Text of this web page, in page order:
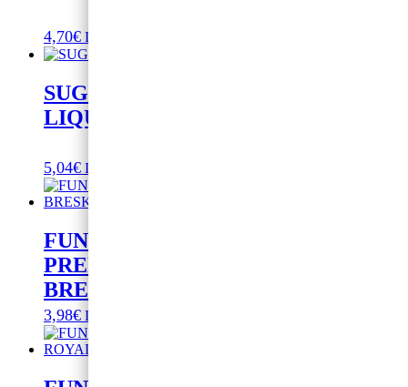
4,70€ Dodaj u košaricu
SUGARFLAIR FLOMASTER -
LIQUORICE BLACK-
5,04€ Dodaj u košaricu
FUNCAKES PASTA
PREHRAMBENA BOJA –
BRESKVA 30G
3,98€ Dodaj u košaricu